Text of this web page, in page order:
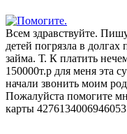
Всем здравствуйте.
детей погрязла в
займа. Т. К платить
150000т.р для меня эта
начали звонить моим
Пожалуйста помогите
карты